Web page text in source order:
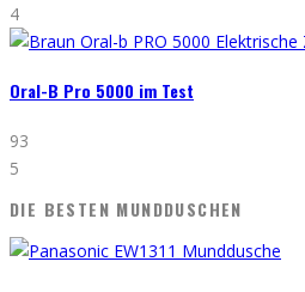
4
Oral-B Pro 5000 im Test
93
5
DIE BESTEN MUNDDUSCHEN